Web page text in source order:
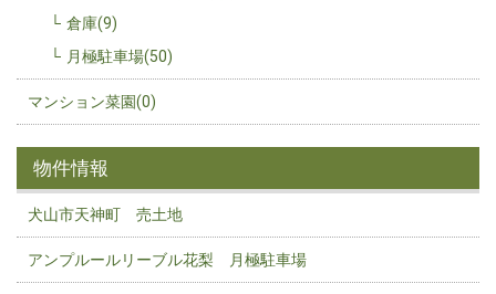
倉庫(9)
月極駐車場(50)
マンション菜園(0)
物件情報
犬山市天神町 売土地
アンプルールリーブル花梨 月極駐車場